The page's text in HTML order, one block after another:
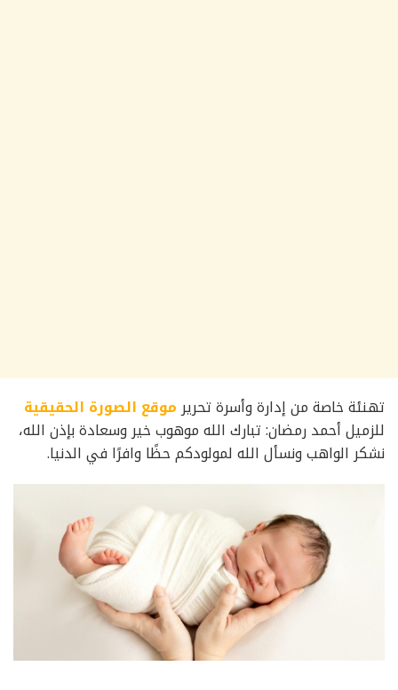
تهنئة خاصة من إدارة وأسرة تحريرموقع الصورة الحقيقية
للزميل أحمد رمضان: تبارك الله موهوب خير وسعادة بإذن الله،
نشكر الواهب ونسأل الله لمولودكم حظًا وافرًا في الدنيا.